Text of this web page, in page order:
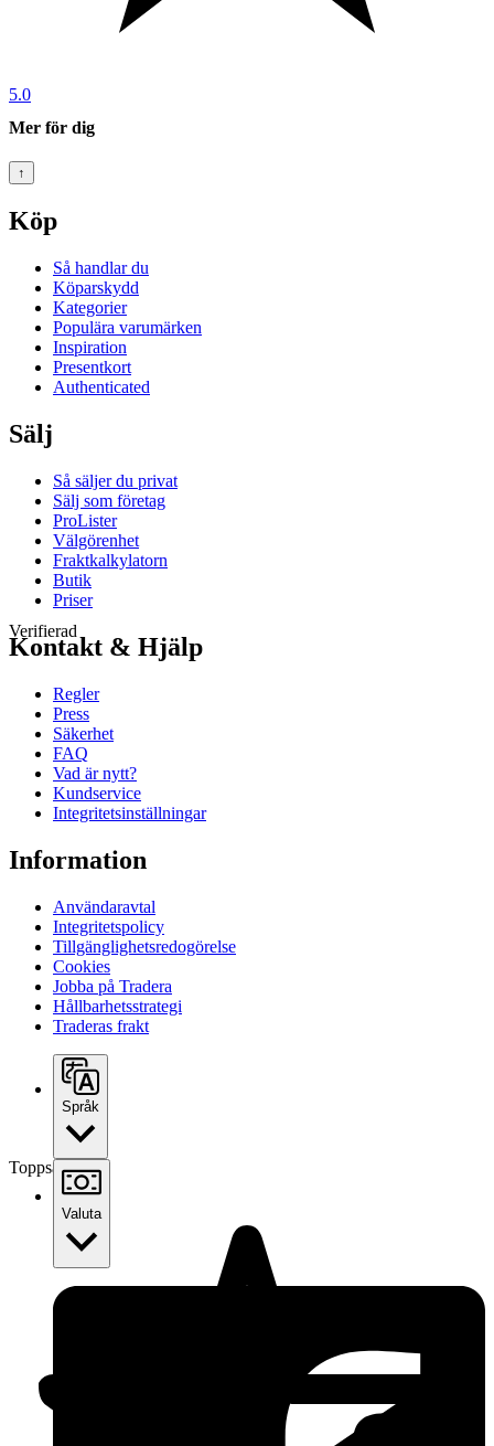
5.0
Verifierad
Toppsäljare
Mer för dig
↑
Köp
Så handlar du
Köparskydd
Kategorier
Populära varumärken
Inspiration
Presentkort
Authenticated
Sälj
Så säljer du privat
Sälj som företag
ProLister
Välgörenhet
Fraktkalkylatorn
Butik
Priser
Kontakt & Hjälp
Regler
Press
Säkerhet
FAQ
Vad är nytt?
Kundservice
Integritetsinställningar
Information
Användaravtal
Integritetspolicy
Tillgänglighetsredogörelse
Cookies
Jobba på Tradera
Hållbarhetsstrategi
Traderas frakt
Språk
Valuta